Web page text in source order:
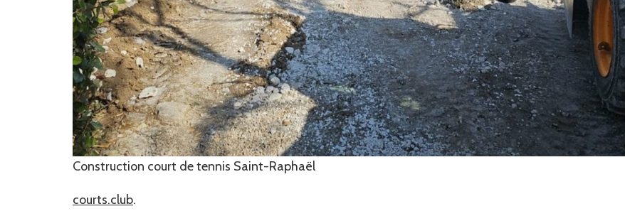
Construction court de tennis Saint-Raphaël
courts.club.